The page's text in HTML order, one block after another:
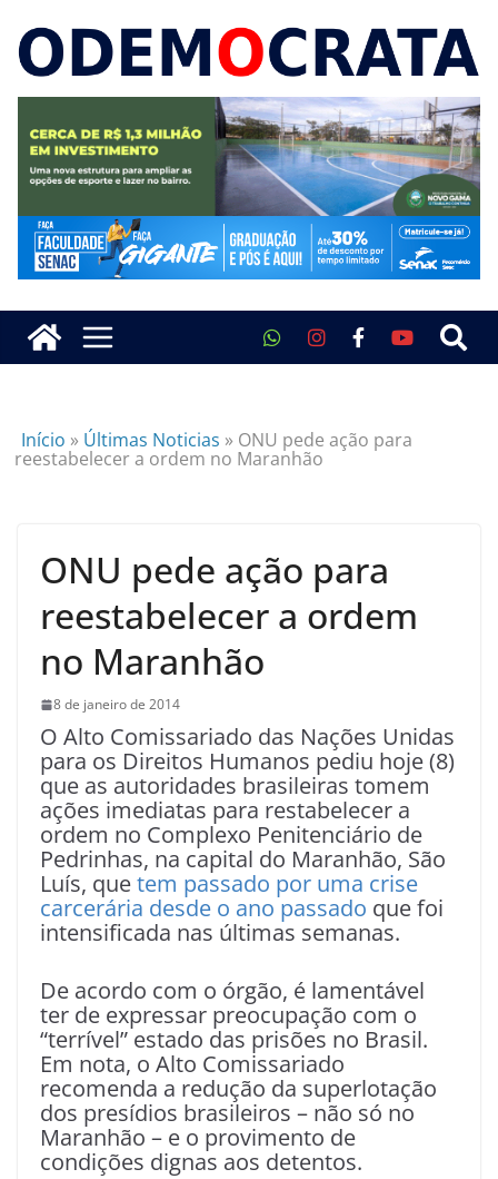
Início » Últimas Noticias » ONU pede ação para
reestabelecer a ordem no Maranhão
ONU pede ação para
reestabelecer a ordem
no Maranhão
8 de janeiro de 2014
O Alto Comissariado das Nações Unidas
para os Direitos Humanos pediu hoje (8)
que as autoridades brasileiras tomem
ações imediatas para restabelecer a
ordem no Complexo Penitenciário de
Pedrinhas, na capital do Maranhão, São
Luís, quetem passado por uma crise
carcerária desde o ano passado que foi
intensificada nas últimas semanas.
De acordo com o órgão, é lamentável
ter de expressar preocupação com o
“terrível” estado das prisões no Brasil.
Em nota, o Alto Comissariado
recomenda a redução da superlotação
dos presídios brasileiros – não só no
Maranhão – e o provimento de
condições dignas aos detentos.